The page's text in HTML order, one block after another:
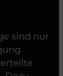
sind nur